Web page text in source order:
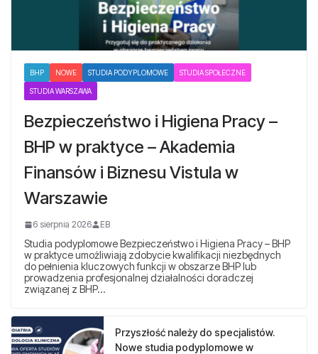
BHP NOWE STUDIA PODYPLOMOWE STUDIA SPOŁECZNE
STUDIA WARSZAWA
Bezpieczeństwo i Higiena Pracy –
BHP w praktyce – Akademia
Finansów i Biznesu Vistula w
Warszawie
6 sierpnia 2026 EB
Studia podyplomowe Bezpieczeństwo i Higiena Pracy – BHP
w praktyce umożliwiają zdobycie kwalifikacji niezbędnych
do pełnienia kluczowych funkcji w obszarze BHP lub
prowadzenia profesjonalnej działalności doradczej
związanej z BHP…
Przyszłość należy do specjalistów.
Nowe studia podyplomowe w